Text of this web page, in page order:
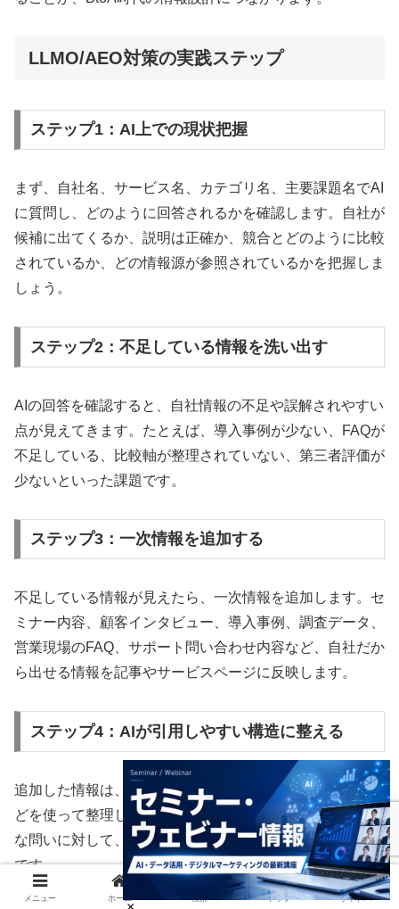
LLMO/AEO対策の実践ステップ
ステップ1：AI上での現状把握
まず、自社名、サービス名、カテゴリ名、主要課題名でAI
に質問し、どのように回答されるかを確認します。自社が
候補に出てくるか、説明は正確か、競合とどのように比較
されているか、どの情報源が参照されているかを把握しま
しょう。
ステップ2：不足している情報を洗い出す
AIの回答を確認すると、自社情報の不足や誤解されやすい
点が見えてきます。たとえば、導入事例が少ない、FAQが
不足している、比較軸が整理されていない、第三者評価が
少ないといった課題です。
ステップ3：一次情報を追加する
不足している情報が見えたら、一次情報を追加します。セ
ミナー内容、顧客インタビュー、導入事例、調査データ、
営業現場のFAQ、サポート問い合わせ内容など、自社だか
ら出せる情報を記事やサービスページに反映します。
ステップ4：AIが引用しやすい構造に整える
追加した情報は、見出し、表、FAQ、箇条書き、比較軸な
どを使って整理します。特に、ユーザーがAIに質問しそう
な問いに対して、明確に回答する形にしておくことが重要
です。
メニュー ホーム 検索 トップ サイドバー